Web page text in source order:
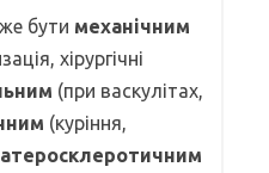
бути механічним
хірургічні
(при васкулітах,
(куріння,
атеросклеротичним